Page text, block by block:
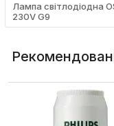
Лампа світлодіодна
230V G9